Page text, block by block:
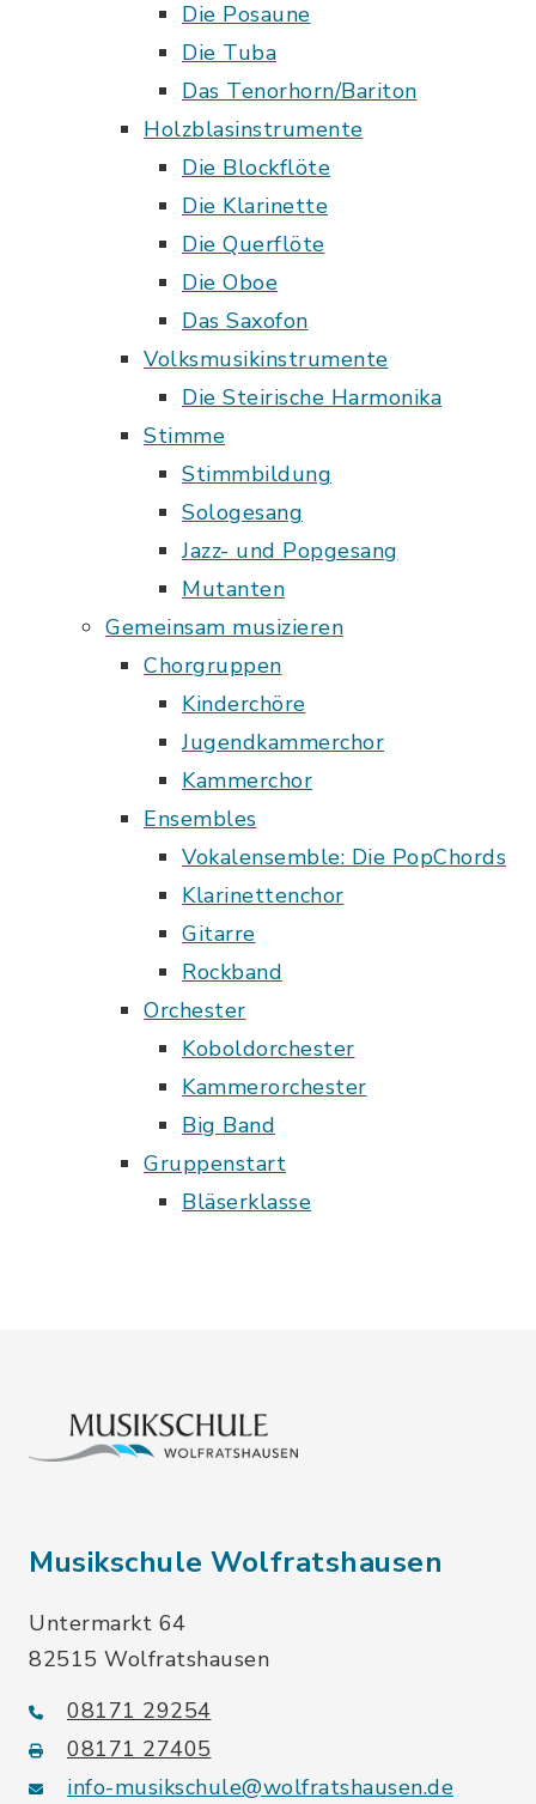
Die Posaune
Die Tuba
Das Tenorhorn/Bariton
Holzblasinstrumente
Die Blockflöte
Die Klarinette
Die Querflöte
Die Oboe
Das Saxofon
Volksmusikinstrumente
Die Steirische Harmonika
Stimme
Stimmbildung
Sologesang
Jazz- und Popgesang
Mutanten
Gemeinsam musizieren
Chorgruppen
Kinderchöre
Jugendkammerchor
Kammerchor
Ensembles
Vokalensemble: Die PopChords
Klarinettenchor
Gitarre
Rockband
Orchester
Koboldorchester
Kammerorchester
Big Band
Gruppenstart
Bläserklasse
Musikschule Wolfratshausen
Untermarkt 64
82515 Wolfratshausen
08171 29254
08171 27405
info-musikschule@wolfratshausen.de